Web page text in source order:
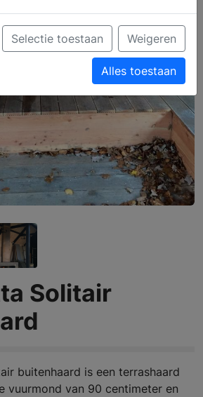
Solitair
buitenhaard is een terrashaard
vuurmond van 90 centimeter en
Selectie toestaan Weigeren
Alles toestaan